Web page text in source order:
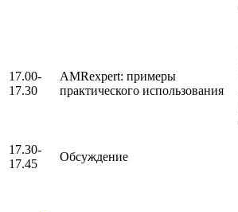
17.00-
17.30
AMRexpert: примеры
практического использования
17.30-
17.45
Обсуждение